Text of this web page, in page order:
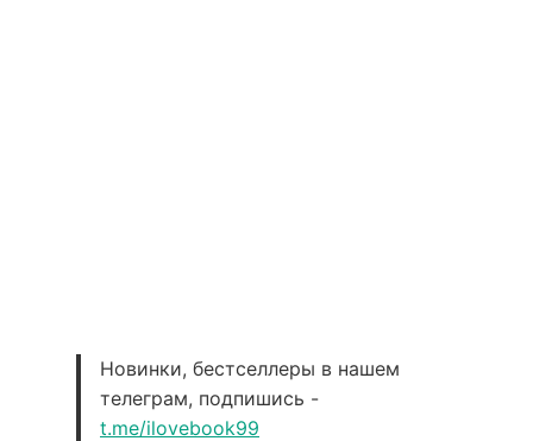
Новинки, бестселлеры в нашем
телеграм, подпишись -
t.me/ilovebook99